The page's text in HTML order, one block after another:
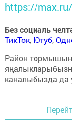
https://
Без социаль
ТикТок, Ютуб,
Район
каналыбызда да